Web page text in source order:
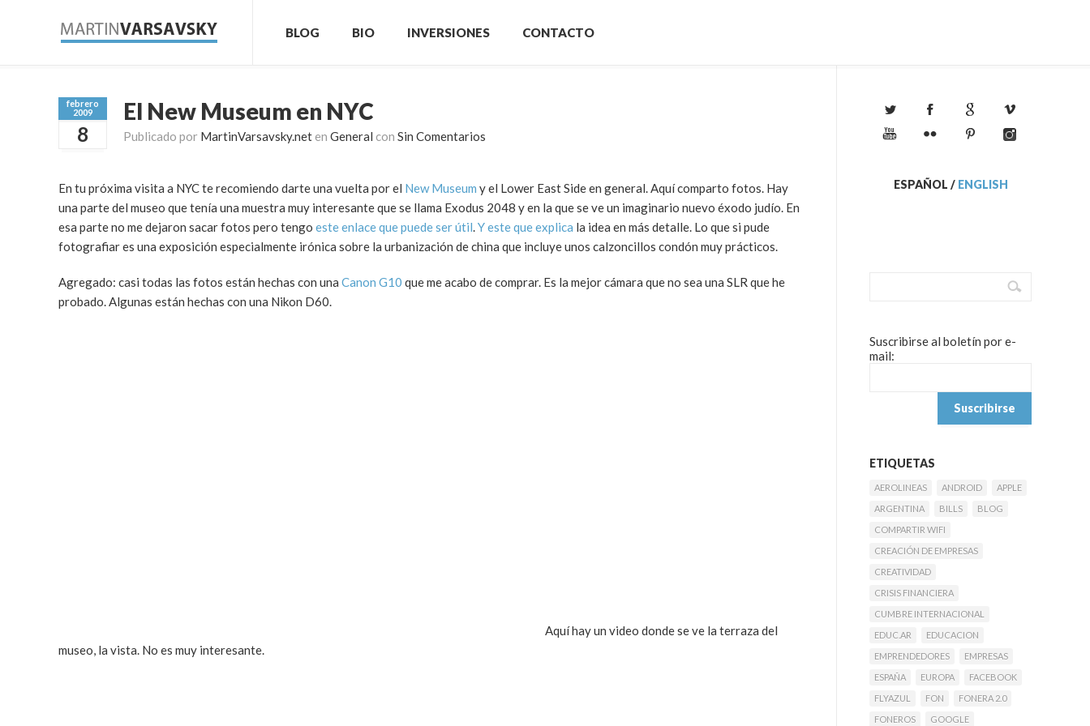
BLOG BIO INVERSIONES CONTACTO
febrero
2009
8
El New Museum en NYC
Publicado por MartinVarsavsky.net en General con Sin Comentarios
En tu próxima visita a NYC te recomiendo darte una vuelta por el New Museum y el Lower East Side en general. Aquí comparto fotos. Hay
una parte del museo que tenía una muestra muy interesante que se llama Exodus 2048 y en la que se ve un imaginario nuevo éxodo judío. En
esa parte no me dejaron sacar fotos pero tengo este enlace que puede ser útil.Y este que explica la idea en más detalle. Lo que si pude
fotografiar es una exposición especialmente irónica sobre la urbanización de china que incluye unos calzoncillos condón muy prácticos.
Agregado: casi todas las fotos están hechas con una Canon G10 que me acabo de comprar. Es la mejor cámara que no sea una SLR que he
probado. Algunas están hechas con una Nikon D60.
Aquí hay un video donde se ve la terraza del
museo, la vista. No es muy interesante.
ESPAÑOL / ENGLISH
Suscribirse al boletín por e-
mail:
ETIQUETAS
AEROLINEAS ANDROID
APPLE
ARGENTINA
BILLS
BLOG
COMPARTIR WIFI
CREACIÓN DE EMPRESAS
CREATIVIDAD
CRISIS FINANCIERA
CUMBRE INTERNACIONAL
EDUC.AR
EDUCACION
EMPRENDEDORES
EMPRESAS
ESPAÑA
EUROPA
FACEBOOK
FLYAZUL
FON
FONERA 2.0
FONEROS
GOOGLE